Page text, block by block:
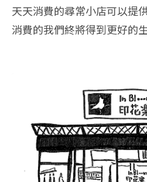
天天消費的尋常小店可以提
消費的我們終將得到更好的